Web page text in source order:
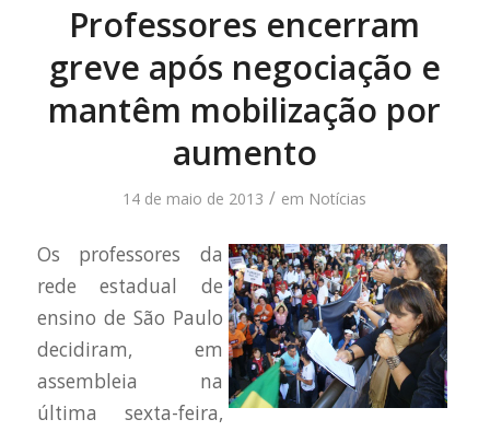
Professores encerram
greve após negociação e
mantêm mobilização por
aumento
14 de maio de 2013 / em Notícias
Os professores da
rede estadual de
ensino de São Paulo
decidiram, em
assembleia na
última sexta-feira,